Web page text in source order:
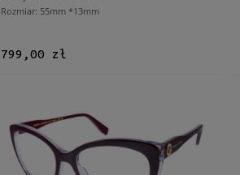
Rozmiar: 55mm *13mm
799,00 zł